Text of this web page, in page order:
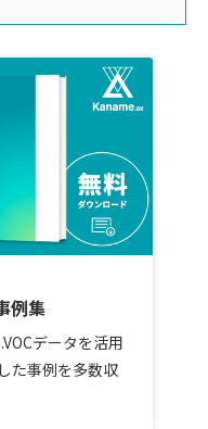
例集
データを活用
た事例を多数収